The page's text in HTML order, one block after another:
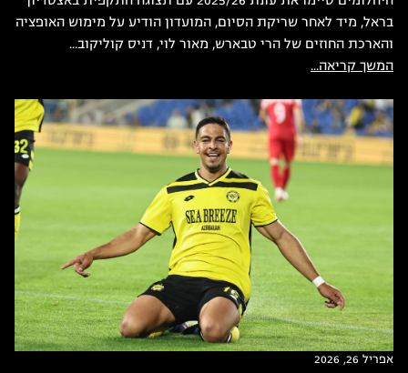
בראל, מיד לאחר שריקת הסיום, המועדון הודיע על מימוש האופציה
והארכת החוזים של הרי טבארש, מאור לוי, דניס קוליקוב...
המשך קריאה...
אפריל 26, 2026